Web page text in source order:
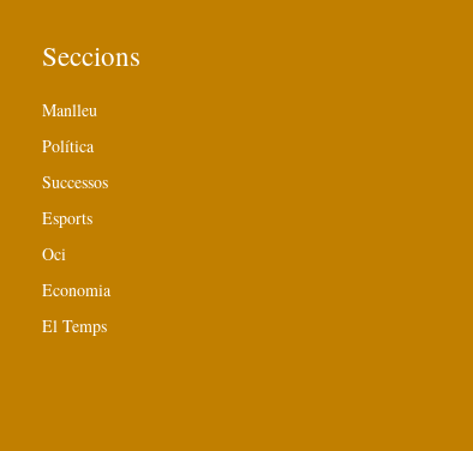
Seccions
Manlleu
Política
Successos
Esports
Oci
Economia
El Temps